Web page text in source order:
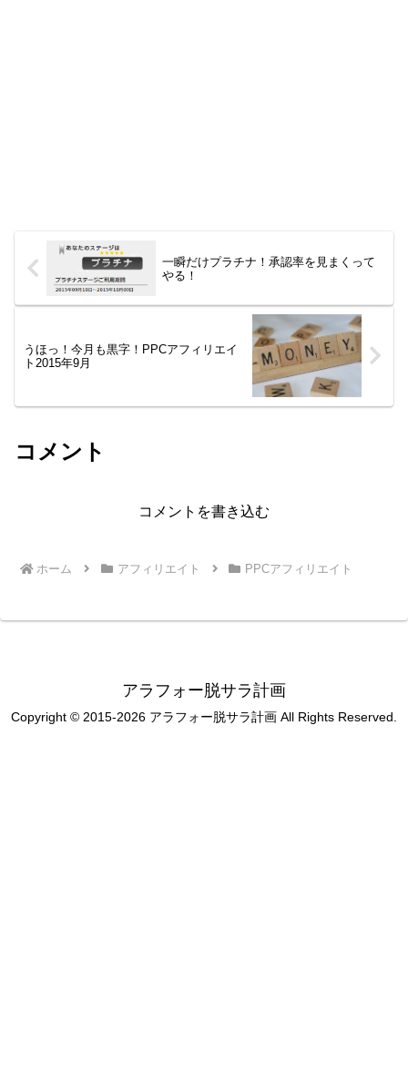
一瞬だけプラチナ！承認率を見まくって
やる！
うほっ！今月も黒字！PPCアフィリエイ
ト2015年9月
コメント
コメントを書き込む
ホーム アフィリエイト PPCアフィリエイト
アラフォー脱サラ計画
Copyright © 2015-2026 アラフォー脱サラ計画 All Rights Reserved.